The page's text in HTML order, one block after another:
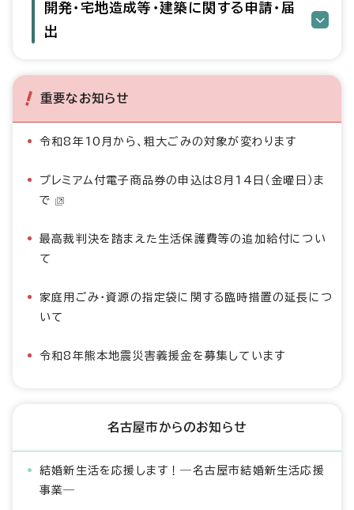
開発・宅地造成等・建築に関する申請・届
出
重要なお知らせ
令和8年10月から、粗大ごみの対象が変わります
プレミアム付電子商品券の申込は8月14日（金曜日）ま
で
最高裁判決を踏まえた生活保護費等の追加給付につい
て
家庭用ごみ・資源の指定袋に関する臨時措置の延長につ
いて
令和8年熊本地震災害義援金を募集しています
名古屋市からのお知らせ
結婚新生活を応援します！―名古屋市結婚新生活応援
事業―